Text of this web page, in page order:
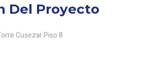
Del Proyecto
Cusezar Piso 8